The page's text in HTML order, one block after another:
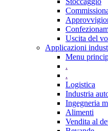
Uscita del
Applicazioni
Menu
.
.
Logistica
Industria
Ingegneria
Alimenti
Vendita al